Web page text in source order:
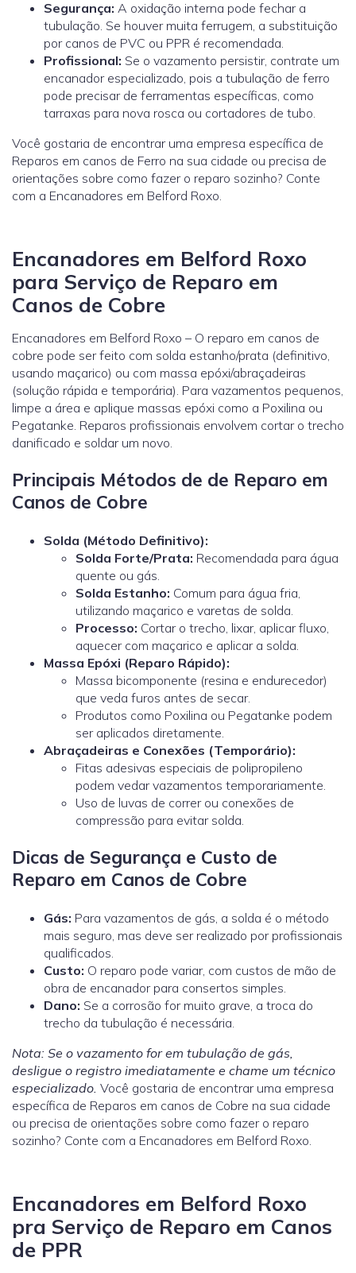
Segurança: A oxidação interna pode fechar a
tubulação. Se houver muita ferrugem, a substituição
por canos de PVC ou PPR é recomendada.
Profissional: Se o vazamento persistir, contrate um
encanador especializado, pois a tubulação de ferro
pode precisar de ferramentas específicas, como
tarraxas para nova rosca ou cortadores de tubo.
Você gostaria de encontrar uma empresa específica de
Reparos em canos de Ferro na sua cidade ou precisa de
orientações sobre como fazer o reparo sozinho? Conte
com a Encanadores em Belford Roxo.
Encanadores em Belford Roxo
para Serviço de Reparo em
Canos de Cobre
Encanadores em Belford Roxo – O reparo em canos de
cobre pode ser feito com solda estanho/prata (definitivo,
usando maçarico) ou com massa epóxi/abraçadeiras
(solução rápida e temporária). Para vazamentos pequenos,
limpe a área e aplique massas epóxi como a Poxilina ou
Pegatanke. Reparos profissionais envolvem cortar o trecho
danificado e soldar um novo.
Principais Métodos de de Reparo em
Canos de Cobre
Solda (Método Definitivo):
Solda Forte/Prata: Recomendada para água
quente ou gás.
Solda Estanho: Comum para água fria,
utilizando maçarico e varetas de solda.
Processo: Cortar o trecho, lixar, aplicar fluxo,
aquecer com maçarico e aplicar a solda.
Massa Epóxi (Reparo Rápido):
Massa bicomponente (resina e endurecedor)
que veda furos antes de secar.
Produtos como Poxilina ou Pegatanke podem
ser aplicados diretamente.
Abraçadeiras e Conexões (Temporário):
Fitas adesivas especiais de polipropileno
podem vedar vazamentos temporariamente.
Uso de luvas de correr ou conexões de
compressão para evitar solda.
Dicas de Segurança e Custo de
Reparo em Canos de Cobre
Gás: Para vazamentos de gás, a solda é o método
mais seguro, mas deve ser realizado por profissionais
qualificados.
Custo: O reparo pode variar, com custos de mão de
obra de encanadorpara consertos simples.
Dano: Se a corrosão for muito grave, a troca do
trecho da tubulação é necessária.
Nota: Se o vazamento for em tubulação de gás,
desligue o registro imediatamente e chame um técnico
especializado. Você gostaria de encontrar uma empresa
específica de Reparos em canos de Cobre na sua cidade
ou precisa de orientações sobre como fazer o reparo
sozinho? Conte com a Encanadores em Belford Roxo.
Encanadores em Belford Roxo
pra Serviço de Reparo em Canos
de PPR